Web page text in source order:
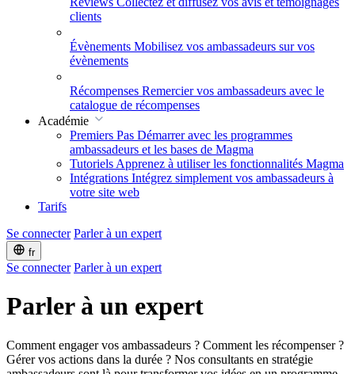
clients
Évènements Mobilisez vos ambassadeurs sur vos
évènements
Récompenses Remercier vos ambassadeurs avec le
catalogue de récompenses
Académie
Premiers Pas Démarrer avec les programmes
ambassadeurs et les bases de Magma
Tutoriels Apprenez à utiliser les fonctionnalités Magma
Intégrations Intégrez simplement vos ambassadeurs à
votre site web
Tarifs
Se connecter Parler à un expert
fr
Se connecter Parler à un expert
Parler à un expert
Comment engager vos ambassadeurs ? Comment les récompenser ?
Gérer vos actions dans la durée ? Nos consultants en stratégie